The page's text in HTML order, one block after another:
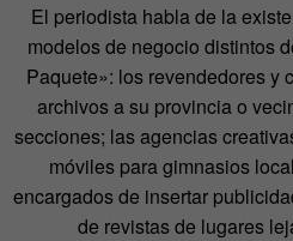
El periodista habla de la
modelos de negocio distintos
Paquete»: los revendedores y
archivos a su provincia o
secciones; las agencias
móviles para gimnasios
encargados de insertar
de revistas de lugares